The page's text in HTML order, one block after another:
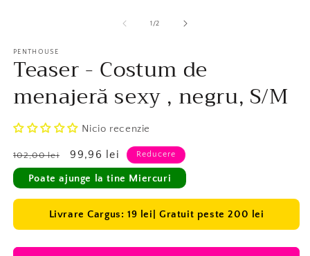
media
1
1 /2
PENTHOUSE
Teaser - Costum de
menajeră sexy , negru, S/M
Nicio recenzie
Preț
obișnuit
102,00 lei
Preț
redus
99,96 lei Reducere
Poate ajunge la tine Miercuri
Livrare Cargus: 19 lei| Gratuit peste 200 lei